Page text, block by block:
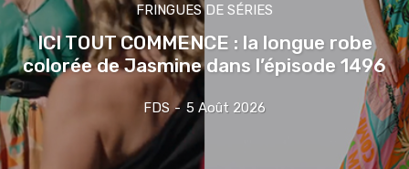
FRINGUES DE SÉRIES
ICI TOUT COMMENCE : la longue robe
colorée de Jasmine dans l’épisode 1496
FDS - 5 Août 2026